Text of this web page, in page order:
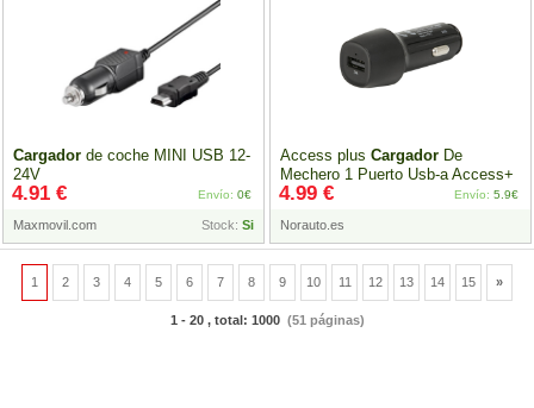
Cargador de coche MINI USB 12-
24V
Maxmovil.com Stock: Si
4.91 € Envío: 0€
Access plus Cargador De
Mechero 1 Puerto Usb-a Access+
Negro
Norauto.es
4.99 € Envío: 5.9€
1 2 3 4 5 6 7 8 9 10 11 12 13 14 15 »
1 - 20 , total: 1000(51 páginas)